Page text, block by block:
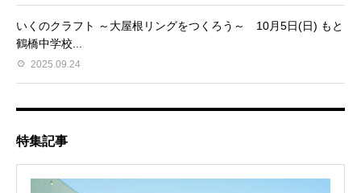
いくのクラフト ～大屋根リングをつくろう～ 10月5日(日) もと
鶴橋中学校...
2025.09.24
特集記事